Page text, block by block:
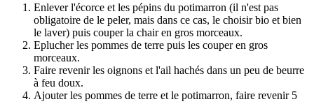
Enlever l'écorce et les pépins du potimarron (il n'est pas
obligatoire de le peler, mais dans ce cas, le choisir bio et bien
le laver) puis couper la chair en gros morceaux.
Eplucher les pommes de terre puis les couper en gros
morceaux.
Faire revenir les oignons et l'ail hachés dans un peu de beurre
à feu doux.
Ajouter les pommes de terre et le potimarron, faire revenir 5